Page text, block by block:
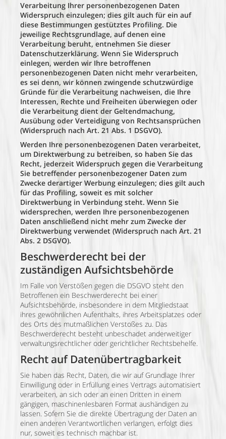
Verarbeitung Ihrer personenbezogenen Daten
Widerspruch einzulegen; dies gilt auch für ein auf
diese Bestimmungen gestütztes Profiling. Die
jeweilige Rechtsgrundlage, auf denen eine
Verarbeitung beruht, entnehmen Sie dieser
Datenschutzerklärung. Wenn Sie Widerspruch
einlegen, werden wir Ihre betroffenen
personenbezogenen Daten nicht mehr verarbeiten,
es sei denn, wir können zwingende schutzwürdige
Gründe für die Verarbeitung nachweisen, die Ihre
Interessen, Rechte und Freiheiten überwiegen oder
die Verarbeitung dient der Geltendmachung,
Ausübung oder Verteidigung von Rechtsansprüchen
(Widerspruch nach Art. 21 Abs. 1 DSGVO).
Werden Ihre personenbezogenen Daten verarbeitet,
um Direktwerbung zu betreiben, so haben Sie das
Recht, jederzeit Widerspruch gegen die Verarbeitung
Sie betreffender personenbezogener Daten zum
Zwecke derartiger Werbung einzulegen; dies gilt auch
für das Profiling, soweit es mit solcher
Direktwerbung in Verbindung steht. Wenn Sie
widersprechen, werden Ihre personenbezogenen
Daten anschließend nicht mehr zum Zwecke der
Direktwerbung verwendet (Widerspruch nach Art. 21
Abs. 2 DSGVO).
Beschwerderecht bei der
zuständigen Aufsichtsbehörde
Im Falle von Verstößen gegen die DSGVO steht den
Betroffenen ein Beschwerderecht bei einer
Aufsichtsbehörde, insbesondere in dem Mitgliedstaat
ihres gewöhnlichen Aufenthalts, ihres Arbeitsplatzes oder
des Orts des mutmaßlichen Verstoßes zu. Das
Beschwerderecht besteht unbeschadet anderweitiger
verwaltungsrechtlicher oder gerichtlicher Rechtsbehelfe.
Recht auf Datenübertragbarkeit
Sie haben das Recht, Daten, die wir auf Grundlage Ihrer
Einwilligung oder in Erfüllung eines Vertrags automatisiert
verarbeiten, an sich oder an einen Dritten in einem
gängigen, maschinenlesbaren Format aushändigen zu
lassen. Sofern Sie die direkte Übertragung der Daten an
einen anderen Verantwortlichen verlangen, erfolgt dies
nur, soweit es technisch machbar ist.